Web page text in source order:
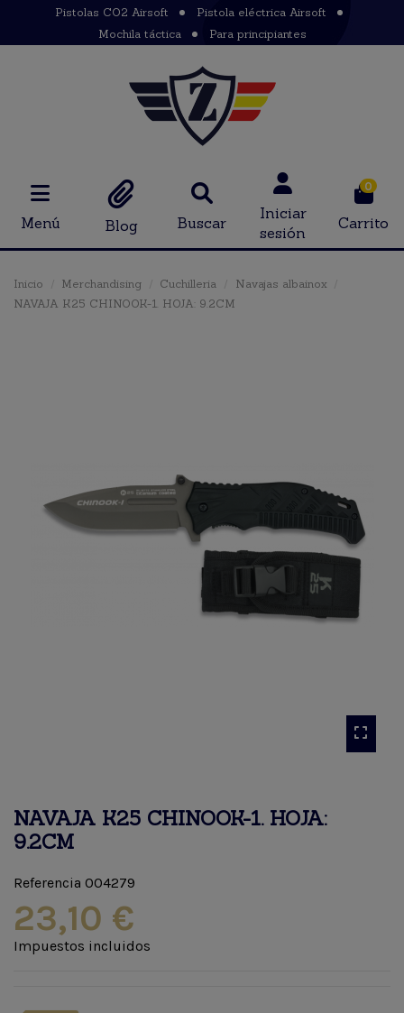
Pistolas CO2 Airsoft
Pistola eléctrica Airsoft
Mochila táctica
Para principiantes
Menú Blog Buscar
Iniciar
sesión
0
Carrito
Inicio Merchandising Cuchilleria
Navajas albainox
NAVAJA K25 CHINOOK-1. HOJA: 9.2CM
NAVAJA K25 CHINOOK-1. HOJA:
9.2CM
Referencia 004279
23,10 €
Impuestos incluidos